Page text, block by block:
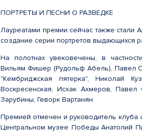
ПОРТРЕТЫ И ПЕСНИ О РАЗВЕДКЕ
Лауреатами премии сейчас также
создание серии портретов выдающихся
На полотнах увековечены, в
Вильям Фишер (Рудольф Абель), Павел
"Кембриджская пятерка", Николай
Воскресенская, Исхак Ахмеров,
Зарубины, Геворк Вартанян.
Премией отмечен и руководитель
Центральном музее Победы Анатолий